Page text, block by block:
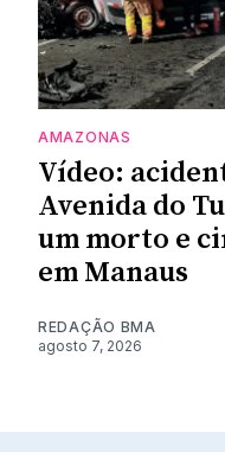
AMAZONAS
Vídeo:
Avenida do
um morto e
em Manaus
REDAÇÃO BMA
agosto 7, 2026